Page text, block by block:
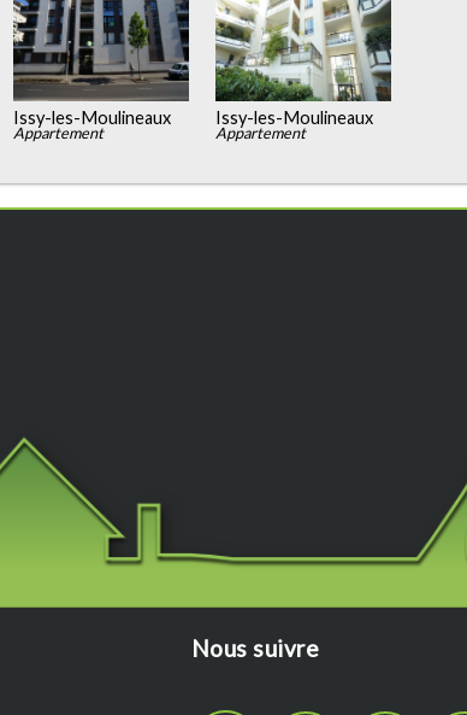
Issy-les-Moulineaux
Appartement
Issy-les-Moulineaux
Appartement
Nous suivre